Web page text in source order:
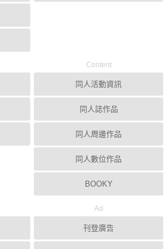
Content
同人活動資訊
同人誌作品
同人周邊作品
同人數位作品
BOOKY
Ad
刊登廣告